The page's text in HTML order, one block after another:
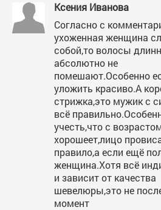
Ксения Иванова
Согласно с
ухоженная женщина
собой,то волосы
абсолютно не
помешают.Особенно
уложить красиво.А
стрижка,это мужик с
всё
учесть,что с
хорошеет,лицо
правило,а если ещё
женщина.Хотя всё
и зависит от качества
шевелюры,это не
момент